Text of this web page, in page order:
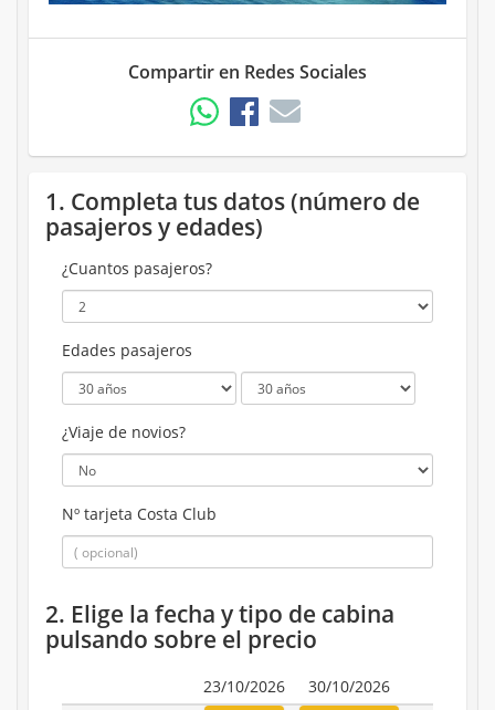
Compartir en Redes Sociales
1. Completa tus datos (número de
pasajeros y edades)
¿Cuantos pasajeros?
Edades pasajeros
¿Viaje de novios?
Nº tarjeta Costa Club
2. Elige la fecha y tipo de cabina
pulsando sobre el precio
23/10/2026 30/10/2026